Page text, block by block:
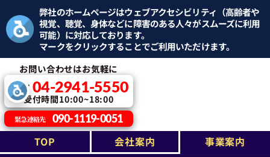
弊社のホームページはウェブアクセシビリティ（高齢者や
視覚、聴覚、身体などに障害のある人々がスムーズに利用
可能）に対応しております。
マークをクリックすることでご利用いただけます。
お問い合わせはお気軽に
TEL：04-2941-5550
受付時間10:00~18:00
緊急連絡先 090-1119-0051
TOP 会社案内
事業案内